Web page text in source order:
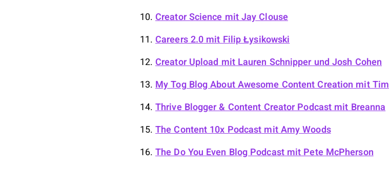
Creator Science mit Jay Clouse
Careers 2.0 mit Filip Łysikowski
Creator Upload mit Lauren Schnipper und Josh Cohen
My Tog Blog About Awesome Content Creation mit Tim
Thrive Blogger & Content Creator Podcast mit Breanna
The Content 10x Podcast mit Amy Woods
The Do You Even Blog Podcastmit Pete McPherson